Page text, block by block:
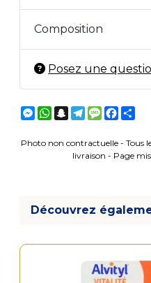
Composition
Posez une
Messenger
WhatsApp
Snapchat
Telegram
Message
Photo non contractuelle - Tous
livraison - Page
Découvrez